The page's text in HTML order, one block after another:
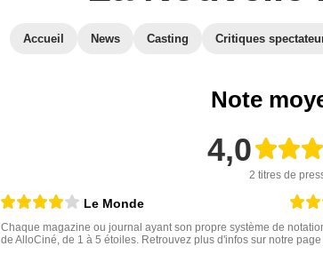
Accueil News Casting Critiques
Note
4,0
2 titres de
Le Monde
Chaque magazine ou journal ayant son propre système de
de AlloCiné, de 1 à 5 étoiles. Retrouvez plus d'infos sur notre page